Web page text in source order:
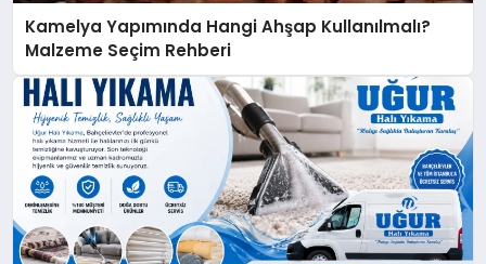
Kamelya Yapımında Hangi Ahşap Kullanılmalı?
Malzeme Seçim Rehberi